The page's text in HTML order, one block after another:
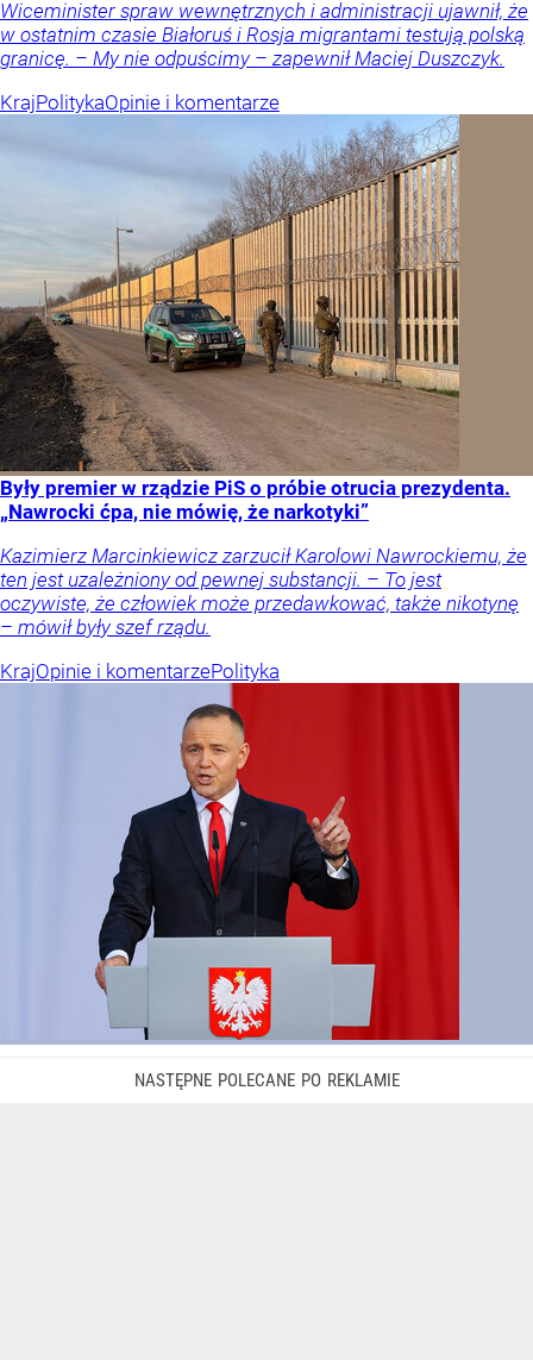
Wiceminister spraw wewnętrznych i administracji ujawnił, że
w ostatnim czasie Białoruś i Rosja migrantami testują polską
granicę. – My nie odpuścimy – zapewnił Maciej Duszczyk.
KrajPolitykaOpinie i komentarze
Były premier w rządzie PiS o próbie otrucia prezydenta.
„Nawrocki ćpa, nie mówię, że narkotyki”
Kazimierz Marcinkiewicz zarzucił Karolowi Nawrockiemu, że
ten jest uzależniony od pewnej substancji. – To jest
oczywiste, że człowiek może przedawkować, także nikotynę
– mówił były szef rządu.
KrajOpinie i komentarzePolityka